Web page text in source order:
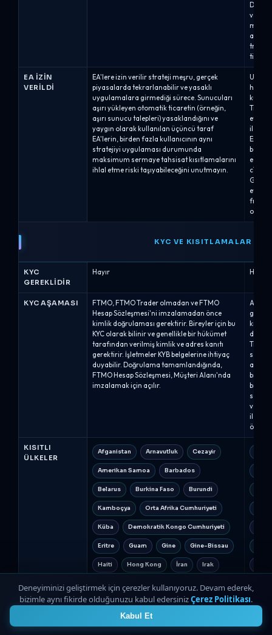
veya
ana
ticaret
EA İZIN
VERILDI
EA'lere izin verilir strateji meşru, gerçek
piyasalarda tekrarlanabilir ve yasaklı
uygulamalara girmediği sürece. Sunucuları
aşırı yükleyen otomatik ticaretin (örneğin,
aşırı sunucu talepleri) yasaklandığını ve
yaygın olarak kullanılan üçüncü taraf
EA'lerin, birden fazla kullanıcının aynı
stratejiyi uygulaması durumunda
maksimum sermaye tahsisat kısıtlamalarını
ihlal etme riski taşıyabileceğini unutmayın.
KYC VE KISITLAMALAR
KYC
GEREKLIDIR
Hayır Hayır
KYC AŞAMASI
FTMO, FTMO Trader olmadan ve FTMO
Hesap Sözleşmesi'ni imzalamadan önce
kimlik doğrulaması gerektirir. Bireyler için bu
KYC olarak bilinir ve genellikle bir hükümet
tarafından verilmiş kimlik ve adres kanıtı
gerektirir. İşletmeler KYB belgelerine ihtiyaç
duyabilir. Doğrulama tamamlandığında,
FTMO Hesap Sözleşmesi, Müşteri Alanı'nda
imzalamak için açılır.
Alpha
kimlik
sonra
ile
KISITLI
ÜLKELER
Afganistan Arnavutluk Cezayir
Amerikan Samoa Barbados
Belarus Burkina Faso Burundi
Kamboçya Orta Afrika Cumhuriyeti
Küba Demokratik Kongo Cumhuriyeti
Eritre Guam Gine Gine-Bissau
Haiti Hong Kong İran Irak
Kazakistan Kosova
Fas Myanmar Nikaragua
Deneyiminizi geliştirmek için çerezler kullanıyoruz. Devam ederek,
bizimle aynı fikirde olduğunuzu kabul edersinizÇerez Politikası.
Kabul Et
4